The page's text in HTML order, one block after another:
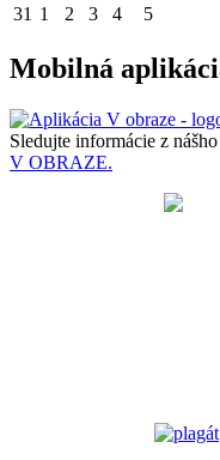
31 1 2 3 4 5
Mobilná
Sledujte informácie z
V OBRAZE.